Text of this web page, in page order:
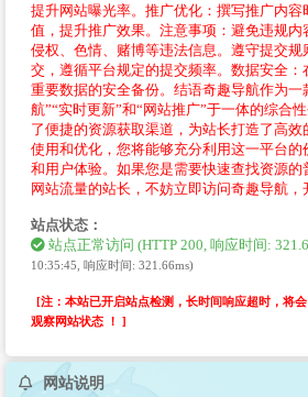
提升网站曝光率。推广优化：撰写推广内
值，提升推广效果。注意事项：避免违规
侵权、色情、赌博等违法信息。遵守提交规
交，遵循平台规定的提交频率。数据安全：
重要数据的安全备份。结语奇趣导航作为一
航”“实时更新”和“网站推广”于一体的综合
了便捷的资源获取渠道，为站长打造了高
使用和优化，您将能够充分利用这一平台
和用户体验。如果您是需要快速查找资源
网站流量的站长，不妨立即访问奇趣导航，
站点状态：
站点正常访问 (HTTP 200, 响应时间:
10:35:45, 响应时间: 321.66ms)
[注：本站已开启站点检测，长时间响应超时，将
观察网站状态 ！ ]
网站说明